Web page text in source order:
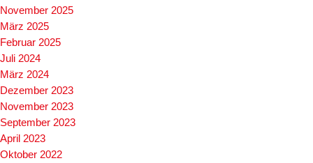
November 2025
März 2025
Februar 2025
Juli 2024
März 2024
Dezember 2023
November 2023
September 2023
April 2023
Oktober 2022